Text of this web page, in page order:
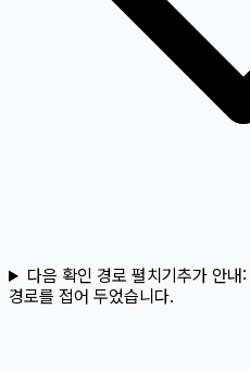
다음 확인 경로 펼치기추가 안내:
경로를 접어 두었습니다.